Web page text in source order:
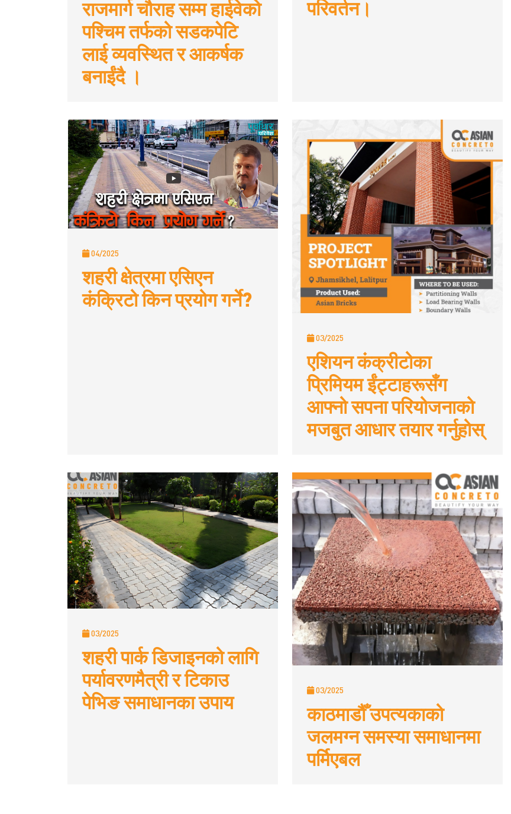
राजमार्ग चौराह सम्म हाईवेको
पश्चिम तर्फको सडकपेटि
लाई व्यवस्थित र आकर्षक
बनाईंदै ।
परिवर्तन।
04/2025
शहरी क्षेत्रमा एसिएन
कंक्रिटो किन प्रयोग गर्ने?
03/2025
एशियन कंक्रीटोका
प्रिमियम ईंट्टाहरूसँग
आफ्नो सपना परियोजनाको
मजबुत आधार तयार गर्नुहोस्
03/2025
शहरी पार्क डिजाइनको लागि
पर्यावरणमैत्री र टिकाउ
पेभिङ समाधानका उपाय
03/2025
काठमाडौँ उपत्यकाको
जलमग्न समस्या समाधानमा
पर्मिएबल